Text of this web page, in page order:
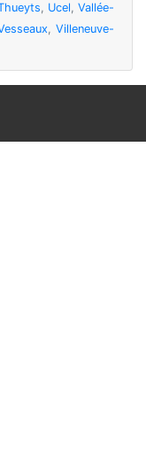
, Ucel, Vallée-
,Villeneuve-